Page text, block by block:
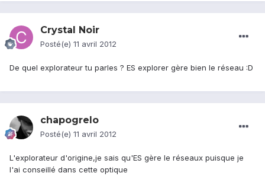
Crystal Noir
Posté(e) 11 avril 2012
De quel explorateur tu parles ? ES explorer gère bien le réseau :D
chapogrelo
Posté(e) 11 avril 2012
L'explorateur d'origine,je sais qu'ES gère le réseaux puisque je
l'ai conseillé dans cette optique